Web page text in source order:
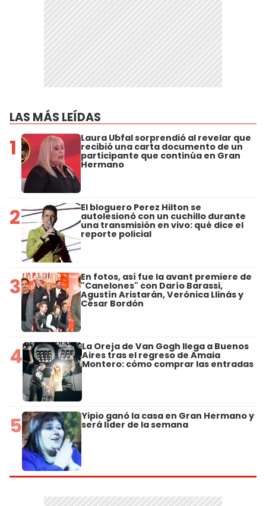
LAS MÁS LEÍDAS
1 Laura Ubfal sorprendió al revelar que
recibió una carta documento de un
participante que continúa en Gran
Hermano
2 El bloguero Perez Hilton se
autolesionó con un cuchillo durante
una transmisión en vivo: qué dice el
reporte policial
3 En fotos, así fue la avant premiere de
"Canelones" con Darío Barassi,
Agustín Aristarán, Verónica Llinás y
César Bordón
4 La Oreja de Van Gogh llega a Buenos
Aires tras el regreso de Amaia
Montero: cómo comprar las entradas
5 Yipio ganó la casa en Gran Hermano y
será líder de la semana